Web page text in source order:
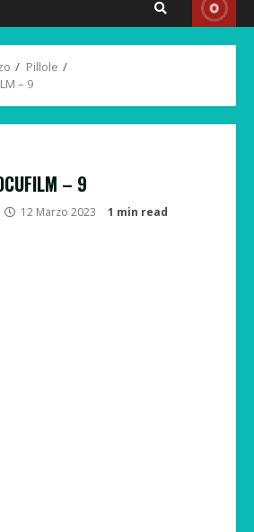
Pillole
– 9
– 9
12 Marzo 2023 1 min read